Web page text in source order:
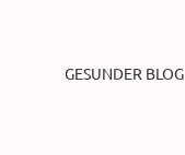
GESUNDER BLOG